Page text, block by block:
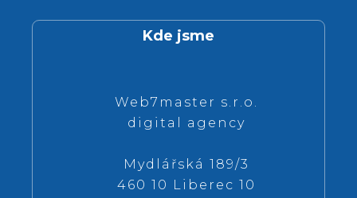
Kde jsme
Web7master s.r.o.
digital agency
Mydlářská 189/3
460 10 Liberec 10